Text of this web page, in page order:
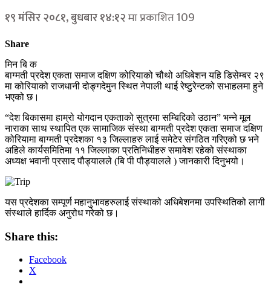
१९ मंसिर २०८१, बुधबार १४:१२मा प्रकाशित109
Share
मिन बि क
बाग्मती प्रदेश एकता समाज दक्षिण कोरियाको चौथो अधिबेशन यहि डिसेम्बर २९
मा कोरियाको राजधानी दोङ्गदेमुन स्थित नेपाली थाई रेष्टुरेन्टको सभाहलमा हुने
भएको छ।
“देश बिकासमा हाम्रो योगदान एकताको सुत्रमा सम्बिद्दिको उठान” भन्ने मूल
नाराका साथ स्थापित एक सामाजिक संस्था बाग्मती प्रदेश एकता समाज दक्षिण
कोरियामा बाग्मती प्रदेशका १३ जिल्लाहरु लाई समेटेर संगठित गरिएको छ भने
अहिले कार्यसमितिमा ११ जिल्लाका प्रतिनिधीहरु समावेश रहेको संस्थाका
अध्यक्ष भवानी प्रसाद पौड्यालले (बि पी पौड्यालले ) जानकारी दिनुभयो।
यस प्रदेशका सम्पूर्ण महानुभावहरुलाई संस्थाको अधिबेशनमा उपस्थितिको लागी
संस्थाले हार्दिक अनुरोध गरेको छ।
Share this:
Facebook
X